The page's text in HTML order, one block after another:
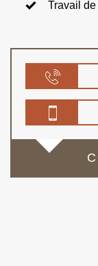
Travail